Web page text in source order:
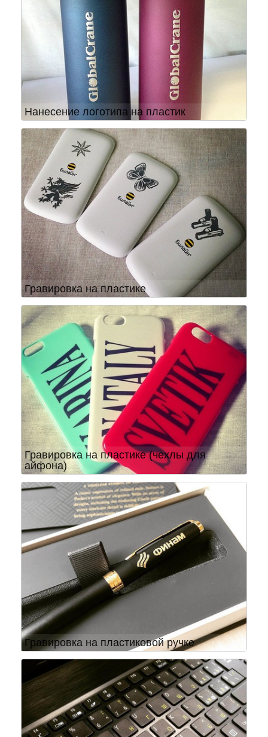
Нанесение логотипа на пластик
Гравировка на пластике
Гравировка на пластике (чехлы для
айфона)
Гравировка на пластиковой ручке